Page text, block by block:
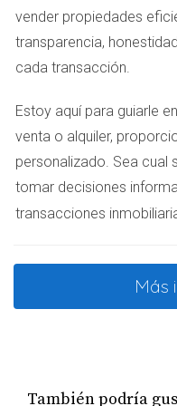
Número de RNC si
Comprobante de
Financiamiento de
Puedes optar por
contado. Investiga las
préstamo antes de
ENVIAR
Estudios de
Caso 1: La compra
Piantini
encontró un agente
vender propiedades
transparencia,
cada transacción.
Estoy aquí para guiarle
venta o alquiler,
personalizado. Sea cual
tomar decisiones
transacciones
Más
También podría